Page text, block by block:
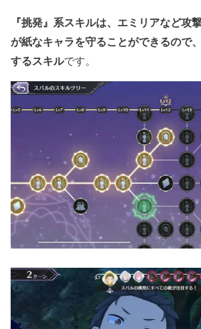
『挑発』系スキルは、エミリアなど攻
が紙なキャラを守ることができるので
するスキルです。